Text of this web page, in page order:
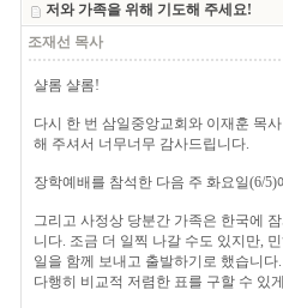
저와 가족을 위해 기도해 주세요!
조재선 목사
샬롬 샬롬!
다시 한 번 삼일중앙교회와 이재훈 목
해 주셔서 너무너무 감사드립니다.
장학예배를 참석한 다음 주 화요일(6/
그리고 사정상 당분간 가족은 한국에
니다. 조금 더 일찍 나갈 수도 있지만,
일을 함께 보내고 출발하기로 했습니
다행히 비교적 저렴한 표를 구할 수 있